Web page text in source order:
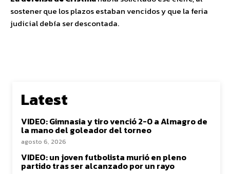
sostener que los plazos estaban vencidos y que la feria
judicial debía ser descontada.
Latest
VIDEO: Gimnasia y tiro venció 2-0 a Almagro de
la mano del goleador del torneo
agosto 6, 2026
VIDEO: un joven futbolista murió en pleno
partido tras ser alcanzado por un rayo